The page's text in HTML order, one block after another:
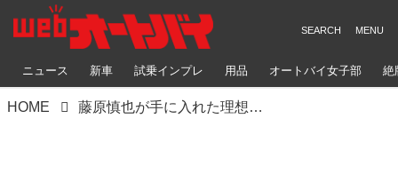
ニュース 新車 試乗インプレ 用品 オートバイ女子部 絶
HOME 藤原慎也が手に入れた理想のモーターホーム、デュカトベースの“OUTLAW” とは